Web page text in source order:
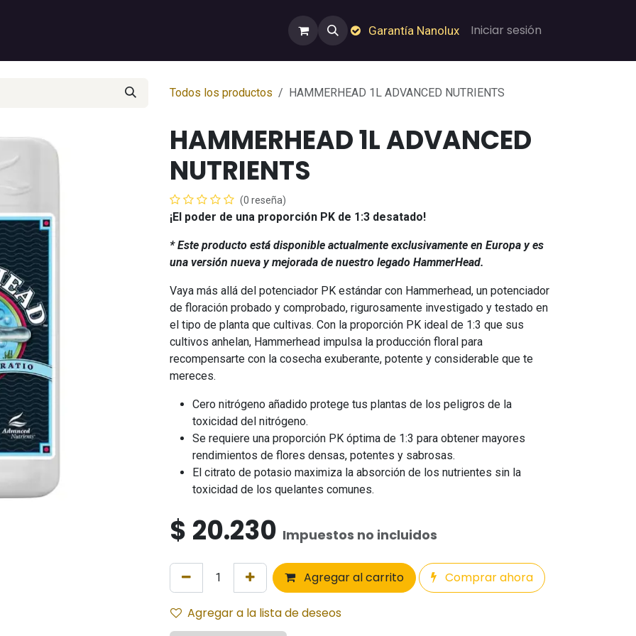
Sobre Nosotros Empleos Garantía de Nanolux
Garantía Nanolux Iniciar sesión
Todos los productos HAMMERHEAD 1L ADVANCED NUTRIENTS
HAMMERHEAD 1L ADVANCED
NUTRIENTS
(0 reseña)
¡El poder de una proporción PK de 1:3 desatado!
* Este producto está disponible actualmente exclusivamente en Europa y es
una versión nueva y mejorada de nuestro legado HammerHead.
Vaya más allá del potenciador PK estándar con Hammerhead, un potenciador
de floración probado y comprobado, rigurosamente investigado y testado en
el tipo de planta que cultivas. Con la proporción PK ideal de 1:3 que sus
cultivos anhelan, Hammerhead impulsa la producción floral para
recompensarte con la cosecha exuberante, potente y considerable que te
mereces.
Cero nitrógeno añadido protege tus plantas de los peligros de la
toxicidad del nitrógeno.
Se requiere una proporción PK óptima de 1:3 para obtener mayores
rendimientos de flores densas, potentes y sabrosas.
El citrato de potasio maximiza la absorción de los nutrientes sin la
toxicidad de los quelantes comunes.
$ 20.230 Impuestos no incluidos
Agregar al carrito Comprar ahora
Agregar a la lista de deseos